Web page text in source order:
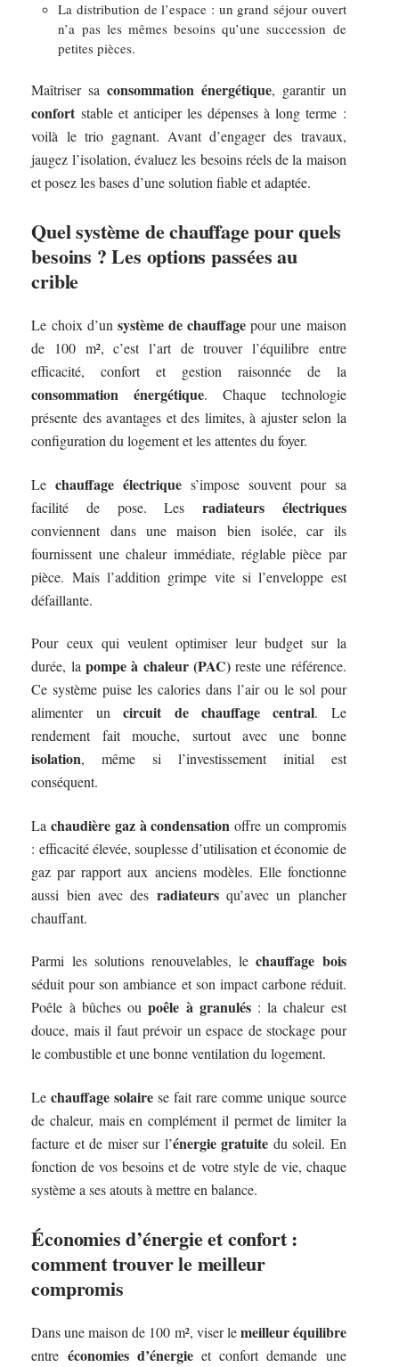
La distribution de l’espace : un grand séjour ouvert
n’a pas les mêmes besoins qu’une succession de
petites pièces.
Maîtriser saconsommation énergétique, garantir un
confort stable et anticiper les dépenses à long terme :
voilà le trio gagnant. Avant d’engager des travaux,
jaugez l’isolation, évaluez les besoins réels de la maison
et posez les bases d’une solution fiable et adaptée.
Quel système de chauffage pour quels
besoins ? Les options passées au
crible
Le choix d’un système de chauffage pour une maison
de 100 m², c’est l’art de trouver l’équilibre entre
efficacité, confort et gestion raisonnée de la
consommation énergétique. Chaque technologie
présente des avantages et des limites, à ajuster selon la
configuration du logement et les attentes du foyer.
Lechauffage électrique s’impose souvent pour sa
facilité de pose. Les radiateurs électriques
conviennent dans une maison bien isolée, car ils
fournissent une chaleur immédiate, réglable pièce par
pièce. Mais l’addition grimpe vite si l’enveloppe est
défaillante.
Pour ceux qui veulent optimiser leur budget sur la
durée, la pompe à chaleur (PAC)reste une référence.
Ce système puise les calories dans l’air ou le sol pour
alimenter uncircuit de chauffage central. Le
rendement fait mouche, surtout avec une bonne
isolation, même si l’investissement initial est
conséquent.
Lachaudière gaz à condensation offre un compromis
: efficacité élevée, souplesse d’utilisation et économie de
gaz par rapport aux anciens modèles. Elle fonctionne
aussi bien avec des radiateursqu’avec un plancher
chauffant.
Parmi les solutions renouvelables, lechauffage bois
séduit pour son ambiance et son impact carbone réduit.
Poêle à bûches oupoêle à granulés: la chaleur est
douce, mais il faut prévoir un espace de stockage pour
le combustible et une bonne ventilation du logement.
Lechauffage solaire se fait rare comme unique source
de chaleur, mais en complément il permet de limiter la
facture et de miser sur l’énergie gratuite du soleil. En
fonction de vos besoins et de votre style de vie, chaque
système a ses atouts à mettre en balance.
Économies d’énergie et confort :
comment trouver le meilleur
compromis
Dans une maison de 100 m², viser lemeilleur équilibre
entre économies d’énergieet confort demande une